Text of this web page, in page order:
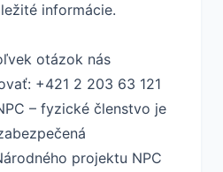
informácie.
otázok nás
+421 2 203 63 121
– fyzické členstvo je
projektu NPC